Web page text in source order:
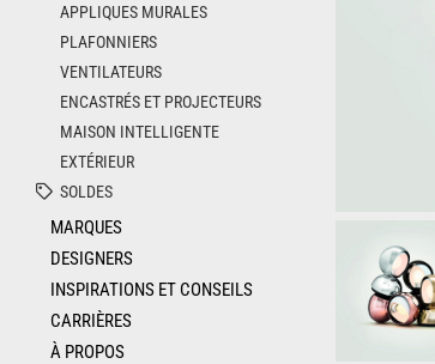
APPLIQUES MURALES
PLAFONNIERS
VENTILATEURS
ENCASTRÉS ET PROJECTEURS
MAISON INTELLIGENTE
EXTÉRIEUR
SOLDES
MARQUES
DESIGNERS
INSPIRATIONS ET CONSEILS
CARRIÈRES
À PROPOS